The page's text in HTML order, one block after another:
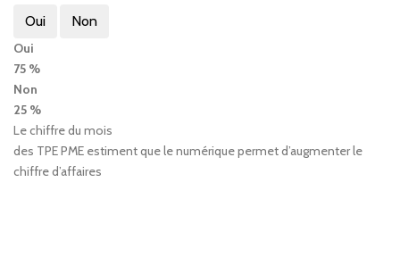
Oui Non
Oui
75 %
Non
25 %
Le chiffre du mois
des TPE PME estiment que le numérique permet d’augmenter le
chiffre d’affaires